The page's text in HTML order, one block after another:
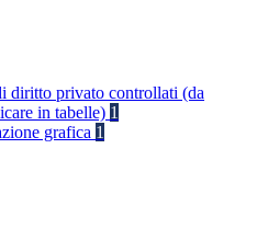
diritto privato controllati (da
in tabelle) 1
grafica 1